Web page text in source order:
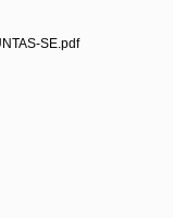
SE.pdf